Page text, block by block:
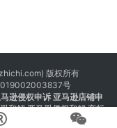
版权所有
号
逊侵权申诉 亚马逊店铺申
和解 亚马逊侵权和解商标